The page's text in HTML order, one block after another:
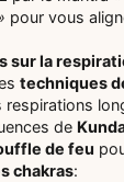
pour vous
sur la
techniques
respirations
de
de feu
chakras: